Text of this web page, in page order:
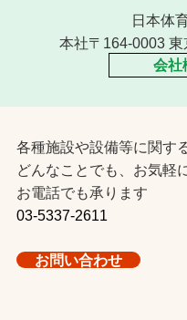
日本体
本社〒164-0003
会社
各種施設や設備等に関す
どんなことでも、お気軽
お電話でも承ります
03-5337-2611
お問い合わせ